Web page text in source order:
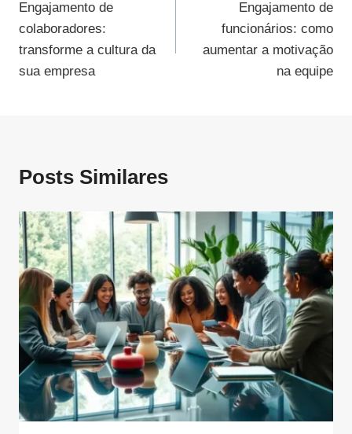
De
Post
Engajamento de
colaboradores:
transforme a cultura da
sua empresa
Engajamento de
funcionários: como
aumentar a motivação
na equipe
Posts Similares